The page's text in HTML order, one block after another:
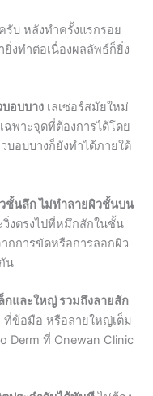
อบบางเลเซอร์สมัยใหม่
พาะจุดที่ต้องการได้โดย
วชั้นลึก ไม่ทำลายผิวชั้นบน
งตรงไปที่หมึกสักในชั้น
น
กและใหญ่ รวมถึงลายสัก
ที่ข้อมือ หรือลายใหญ่เต็ม
ตประจำวันได้ทันทีไม่ต้อง
ย ดูแลตัวเองตามคำ